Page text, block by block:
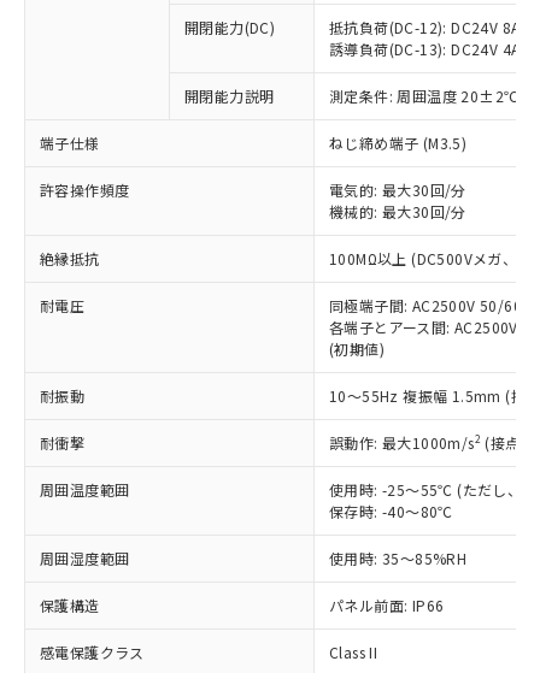
開閉能力(DC)
抵抗負荷(DC-12): DC24V 8A/
誘導負荷(DC-13): DC24V 4A/
開閉能力説明 測定条件: 周囲温度 20±2℃、
端子仕様 ねじ締め端子 (M3.5)
許容操作頻度
電気的: 最大30回/分
機械的: 最大30回/分
絶縁抵抗 100MΩ以上 (DC500Vメガ、点
耐電圧
同極端子間: AC2500V 50/
各端子とアース間: AC2500V
(初期値)
耐振動 10～55Hz 複振幅 1.5mm (接
耐衝撃 誤動作: 最大1000m/s2 (接点
周囲温度範囲
使用時: -25～55℃ (ただし、氷
保存時: -40～80℃
周囲湿度範囲 使用時: 35～85%RH
保護構造 パネル前面: IP66
感電保護クラス Class II
ことをご了承ください。
在庫状況および標準価格照会結果は、
記載している更新日時点での社内デー
タに基づき作成されるものであり、閲
覧された時点での実際の在庫および標
準価格とは異なる場合があることをご
正式な納期状況および標準価格はお客
様のお取引先、またはお客様担当のオ
ムロン制御機器販売店・当社販売員に
オムロン制御機器販売店や当社販売拠
販売ネットワーク
」をご確認
在庫状況および標準価格結果を当社の
事前の承諾なく第三者に漏洩または開
示しないようお願いします。
マイパーツ機能（部品リスト作成サー
ビス）をご利用いただくには、I-Web
メンバーズにご登録されている必要が
お客様が当ウェブサイト上で当社にご
登録された部品リストについて、当社
および当社の共同利用者が、当社の製
品・サービスに関するお客様との取
引・商談に必要な範囲で利用すること
いたものが、含有品と判明した場合などや
むを得ず変更することがあります。
*EU RoHS指令（10物質）：
鉛(Pb) 1000ppm以下、 水銀(Hg) 1000ppm以下、 カド
六価クロム(Cr(Ⅵ)) 1000ppm以下、ポリ臭化ビフェニル
類(PBB) 1000ppm以下、ポリ臭化ジフェニルエーテル類
(PBDE) 1000ppm以下、フタル酸ビス(2-エチルヘキシ
ル) (DEHP)(別名：DOP) 1000ppm以下、フタル酸ブチ
ルベンジル（BBP） 1000ppm以下、フタル酸ジブチル
（DBP） 1000ppm以下、フタル酸ジイソブチル
(DIBP) 1000ppm以下
但し、RoHS指令で産業用監視および制御機器に対する
フタル酸エステル類の４物質については閾値を超える意
図的な使用がないことを確認しています。
部品在庫の切り替え状況などにより、予定
月が前後することがあります。
※3 非含有証明書ダウンロード
下記の非含有証明書をダウンロードするこ
とができます。
基準値を超えていることを示します。
「－」：未確認です。当社販売部門へお問
ム) : 100ppm、
Cr(Ⅵ)(六価クロム) : 1000ppm、 PBBs(ポリ臭化ビフェ
ニル類) : 1000ppm、 PBDEs(ポリ臭化ジフェニルエーテ
ル類) : 1000ppm、
DBP(フタル酸ジブチル) : 1000ppm、 DIBP(フタル酸ジ
イソブチル) : 1000ppm、 BBP(フタル酸ブチルベンジ
ル) : 1000ppm、
DEHP(フタル酸ビス(2-エチルヘキシル)) : 1000ppm
「ｅ」：有害物質（10物質）のすべてが基
準値以下であることを示します。
「10」：通常の使用状況下において有害物
質が外部に漏えいし、環境に深刻な影響を
及ぼさない年数を意味します。
「－」：未確認です。当社販売部門へお問
い合わせください。
当社は、これら貴社製品のうち、外国
為替および外国貿易法に定める商品
（以下｢規制貨物等」という）を輸出
または国外への提供する場合は、日本
国政府の輸出許可(または役務取引許
可)を取得するなどの必要な手続きを
当社は規制貨物を破棄する場合は、完
全に破砕するなど、違法に輸出されな
いよう必要な手段を講じます。
当社は貴社製品を、核兵器、ミサイ
ル、化学兵器、生物兵器またはその他
武器並びにこれらの製造装置等に一切
当社は、貴社製品を第三者に販売する
場合は、上記1、2および3の内容を当
該第三者に通知します。また当社は、
販売先および販売に係わる関係者が違
法に輸出するおそれがある場合は、取
り引きをいたしません。
キャンセル
説明
○ 一定数以上の在庫あり
一定数には満たないが在庫あり
在庫なし(最新の在庫状況につ
いては、お客様のお取引先、ま
たはお客様担当のオムロン制御
機器販売店・当社販売員にご確
白
受注生産機種、また在庫状況の
情報を公開していない機種